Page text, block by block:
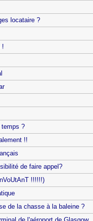
locataire ?
!
temps ?
!!
de faire appel?
!!!!!!)
de la chasse à la baleine ?